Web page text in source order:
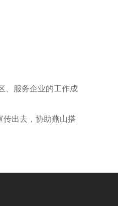
、服务企业的工作成
出去，协助燕山搭